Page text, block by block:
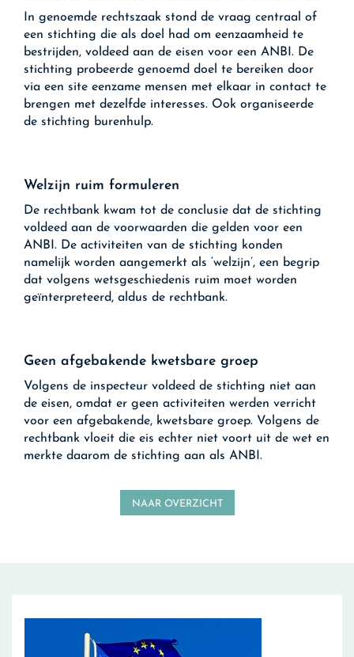
In genoemde rechtszaak stond de vraag centraal of
een stichting die als doel had om eenzaamheid te
bestrijden, voldeed aan de eisen voor een ANBI. De
stichting probeerde genoemd doel te bereiken door
via een site eenzame mensen met elkaar in contact te
brengen met dezelfde interesses. Ook organiseerde
de stichting burenhulp.
Welzijn ruim formuleren
De rechtbank kwam tot de conclusie dat de stichting
voldeed aan de voorwaarden die gelden voor een
ANBI. De activiteiten van de stichting konden
namelijk worden aangemerkt als ‘welzijn’, een begrip
dat volgens wetsgeschiedenis ruim moet worden
geïnterpreteerd, aldus de rechtbank.
Geen afgebakende kwetsbare groep
Volgens de inspecteur voldeed de stichting niet aan
de eisen, omdat er geen activiteiten werden verricht
voor een afgebakende, kwetsbare groep. Volgens de
rechtbank vloeit die eis echter niet voort uit de wet en
merkte daarom de stichting aan als ANBI.
NAAR OVERZICHT